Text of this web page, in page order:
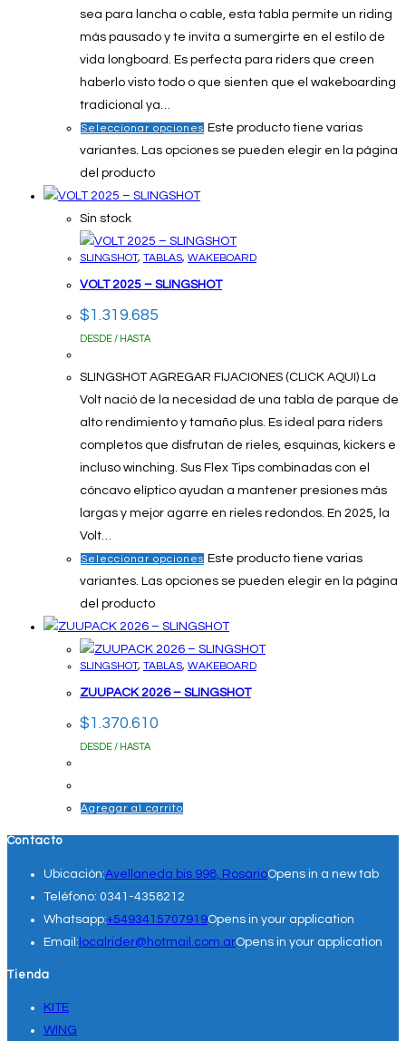
sea para lancha o cable, esta tabla permite un riding
más pausado y te invita a sumergirte en el estilo de
vida longboard. Es perfecta para riders que creen
haberlo visto todo o que sienten que el wakeboarding
tradicional ya…
Seleccionar opciones Este producto tiene varias
variantes. Las opciones se pueden elegir en la página
del producto
Sin stock
SLINGSHOT, TABLAS, WAKEBOARD
VOLT 2025 – SLINGSHOT
$1.319.685
DESDE / HASTA
SLINGSHOT AGREGAR FIJACIONES (CLICK AQUI) La
Volt nació de la necesidad de una tabla de parque de
alto rendimiento y tamaño plus. Es ideal para riders
completos que disfrutan de rieles, esquinas, kickers e
incluso winching. Sus Flex Tips combinadas con el
cóncavo elíptico ayudan a mantener presiones más
largas y mejor agarre en rieles redondos. En 2025, la
Volt…
Seleccionar opciones Este producto tiene varias
variantes. Las opciones se pueden elegir en la página
del producto
SLINGSHOT, TABLAS, WAKEBOARD
ZUUPACK 2026 – SLINGSHOT
$1.370.610
DESDE / HASTA
Agregar al carrito
Contacto
Ubicación:Avellaneda bis 998, RosarioOpens in a new tab
Teléfono: 0341-4358212
Whatsapp:+5493415707919Opens in your application
Email: localrider@hotmail.com.arOpens in your application
Tienda
KITE
WING